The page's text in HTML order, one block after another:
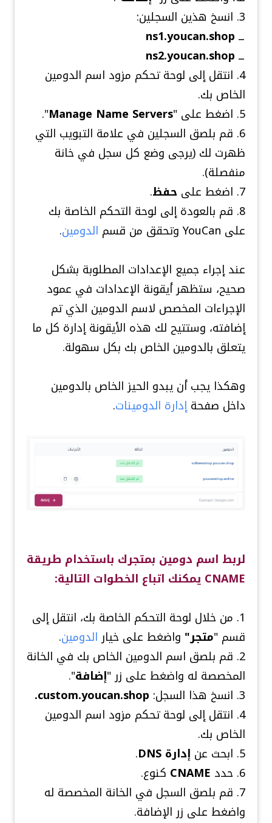
3. انسخ هذين السجلين:
ــ ns1.youcan.shop
ــ ns2.youcan.shop
4. انتقل إلى لوحة تحكم مزود اسم الدومين
الخاص بك.
5. اضغط على "
Manage Name Servers
".
6. قم بلصق السجلين في علامة التبويب التي
ظهرت لك (يرجى وضع كل سجل في خانة
منفصلة).
7. اضغط على
حفظ.
8. قم بالعودة إلى لوحة التحكم الخاصة بك
على YouCan وتحقق من قسم الدومين.
عند إجراء جميع الإعدادات المطلوبة بشكل
صحيح، ستظهر أيقونة الإعدادات في عمود
الإجراءات المخصص لاسم الدومين الذي تم
إضافته، وستتيح لك هذه الأيقونة إدارة كل ما
يتعلق بالدومين الخاص بك بكل سهولة.
وهكذا يجب أن يبدو الحيز الخاص بالدومين
داخل صفحةإدارة الدومينات.
لربط اسم دومين بمتجرك باستخدام طريقة
CNAME يمكنك اتباع الخطوات التالية:
1. من خلال لوحة التحكم الخاصة بك، انتقل إلى
قسم "متجر" واضغط على خيارالدومين.
2. قم بلصق اسم الدومين الخاص بك في الخانة
المخصصة له واضغط على زر "إضافة".
3. انسخ هذا السجل:
custom.youcan.shop.
4. انتقل إلى لوحة تحكم مزود اسم الدومين
الخاص بك.
5. ابحث عن
إدارة DNS
.
6. حدد
CNAME كنوع.
7. قم بلصق السجل في الخانة المخصصة له
واضغط على زر الإضافة.